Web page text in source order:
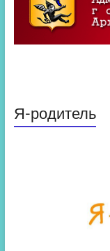
Я-родитель